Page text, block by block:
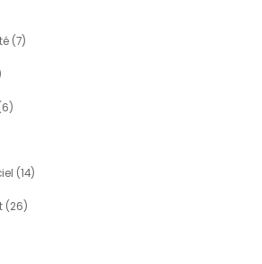
(7)
(14)
(26)